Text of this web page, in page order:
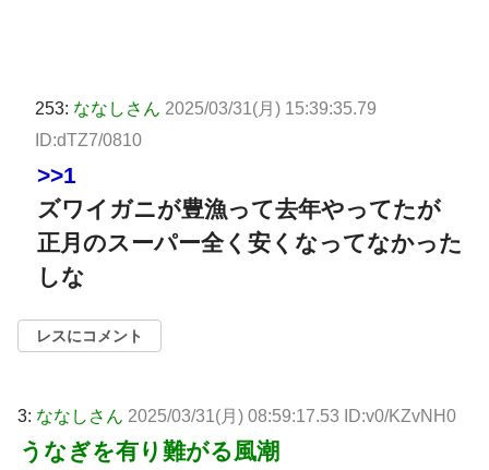
253: ななしさん 2025/03/31(月) 15:39:35.79
ID:dTZ7/0810
>>1
ズワイガニが豊漁って去年やってたが
正月のスーパー全く安くなってなかった
しな
レスにコメント
3: ななしさん 2025/03/31(月) 08:59:17.53 ID:v0/KZvNH0
うなぎを有り難がる風潮